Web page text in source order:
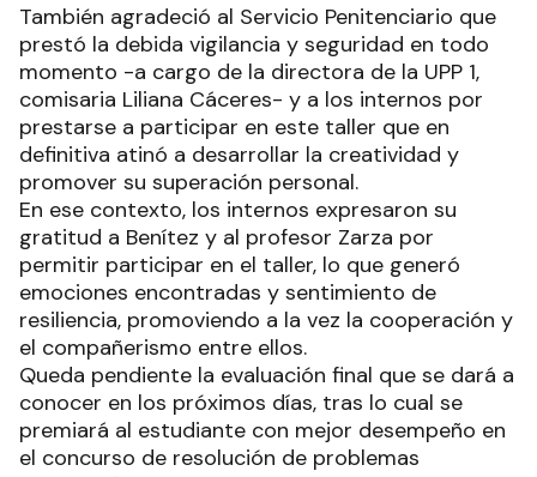
También agradeció al Servicio Penitenciario que
prestó la debida vigilancia y seguridad en todo
momento -a cargo de la directora de la UPP 1,
comisaria Liliana Cáceres- y a los internos por
prestarse a participar en este taller que en
definitiva atinó a desarrollar la creatividad y
promover su superación personal.
En ese contexto, los internos expresaron su
gratitud a Benítez y al profesor Zarza por
permitir participar en el taller, lo que generó
emociones encontradas y sentimiento de
resiliencia, promoviendo a la vez la cooperación y
el compañerismo entre ellos.
Queda pendiente la evaluación final que se dará a
conocer en los próximos días, tras lo cual se
premiará al estudiante con mejor desempeño en
el concurso de resolución de problemas